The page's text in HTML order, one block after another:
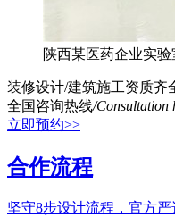
陕西某医药企业实
装修设计/建筑施工资质齐
全国咨询热线/Consultation
立即预约>>
合作流程
坚守8步设计流程，官方